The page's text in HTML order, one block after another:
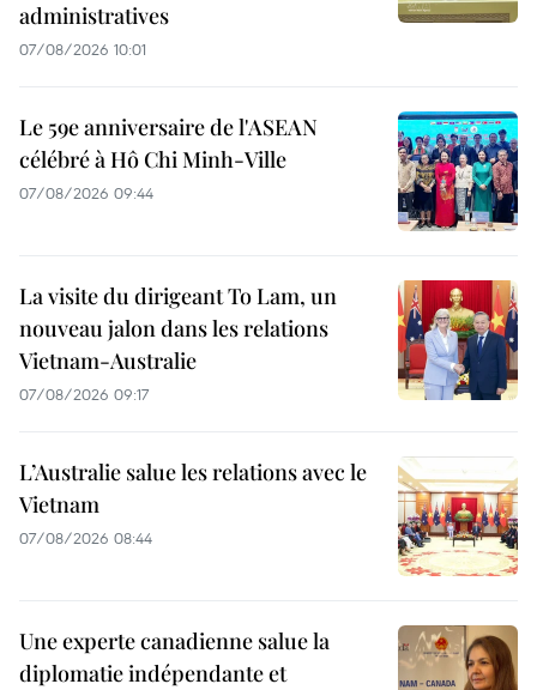
administratives
07/08/2026 10:01
Le 59e anniversaire de l'ASEAN
célébré à Hô Chi Minh-Ville
07/08/2026 09:44
La visite du dirigeant To Lam, un
nouveau jalon dans les relations
Vietnam-Australie
07/08/2026 09:17
L’Australie salue les relations avec le
Vietnam
07/08/2026 08:44
Une experte canadienne salue la
diplomatie indépendante et